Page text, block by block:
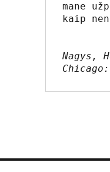
mane
kaip
Nagys,